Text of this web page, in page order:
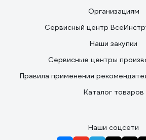
Организациям
Сервисный центр
Наши закупки
Сервисные центры
Правила применения
Каталог товаров
Наши соцсети